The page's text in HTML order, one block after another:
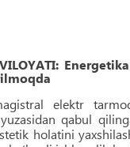
VILOYATI:
elektr
qabul
holatini